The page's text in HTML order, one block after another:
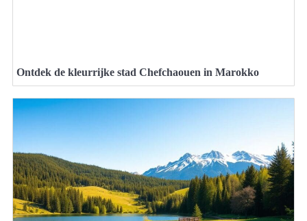
Ontdek de kleurrijke stad Chefchaouen in Marokko